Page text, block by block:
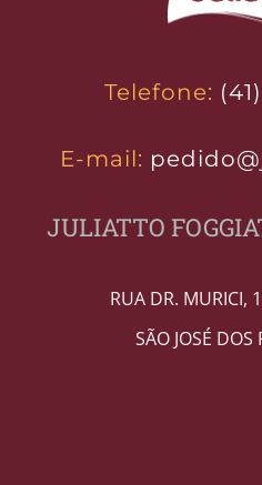
Telefone:
E-mail:
JULIATTO
RUA DR. MURICI,
SÃO JOSÉ